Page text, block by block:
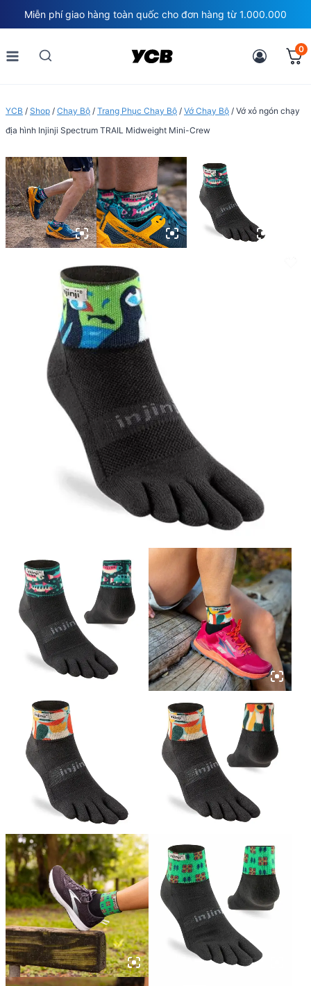
to
content
Miễn phí giao hàng toàn quốc cho đơn hàng từ 1.000.000
0
YCB / Shop / Chạy Bộ / Trang Phục Chạy Bộ / Vớ Chạy Bộ / Vớ xỏ ngón chạy
địa hình Injinji Spectrum TRAIL Midweight Mini-Crew